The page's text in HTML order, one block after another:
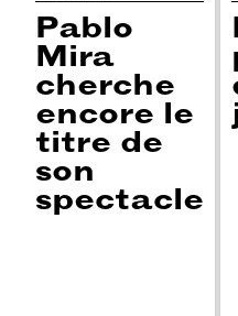
Pablo
Mira
cherche
encore le
titre de
son
spectacle